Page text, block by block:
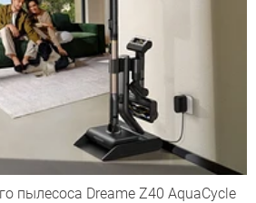
пылесоса Dreame Z40 AquaCycle